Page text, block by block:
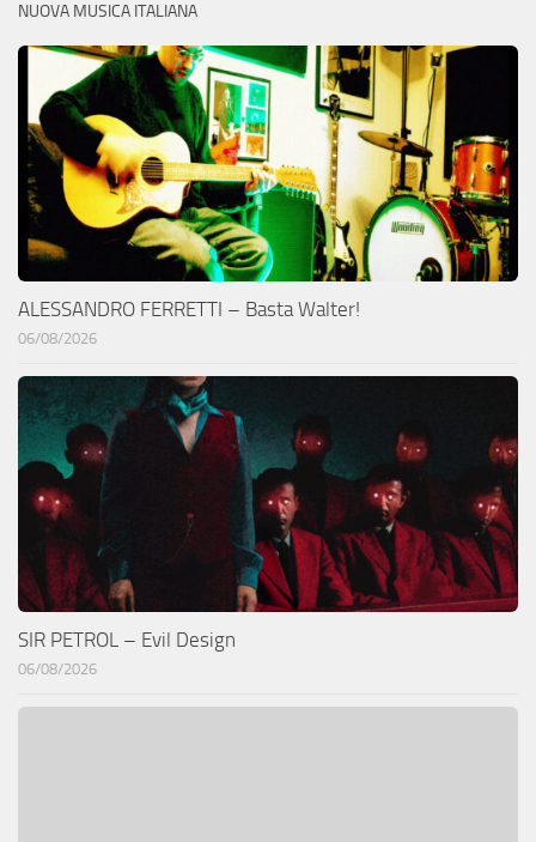
NUOVA MUSICA ITALIANA
ALESSANDRO FERRETTI – Basta Walter!
06/08/2026
SIR PETROL – Evil Design
06/08/2026